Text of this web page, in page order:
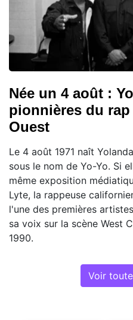
Née un 4 août :
pionnières du
Ouest
Le 4 août 1971 naît
sous le nom de Yo-Yo. Si
même exposition
Lyte, la rappeuse
l'une des premières
sa voix sur la scène West
1990.
Voir